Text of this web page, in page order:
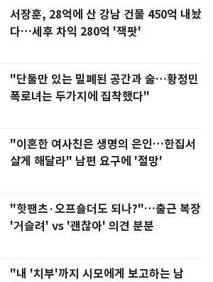
서장훈, 28억에 산 강남 건물 450억 내놨
다…세후 차익 280억 '잭팟'
"단둘만 있는 밀폐된 공간과 술…황정민
폭로녀는 두가지에 집착했다"
"이혼한 여사친은 생명의 은인…한집서
살게 해달라" 남편 요구에 '절망'
"핫팬츠·오프숄더도 되나?"…출근 복장
'거슬려' vs '괜찮아' 의견 분분
"내 '치부'까지 시모에게 보고하는 남